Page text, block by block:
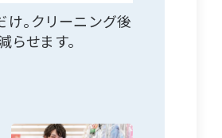
。クリーニング後
せます。